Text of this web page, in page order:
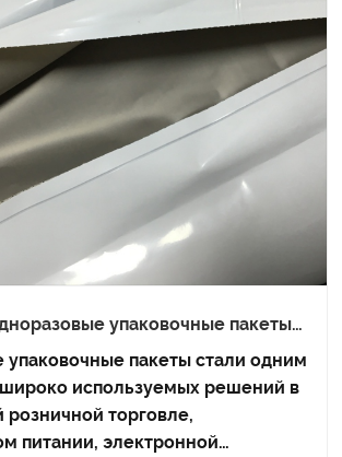
упаковочные пакеты
пакеты стали одним
используемых решений в
торговле,
питании, электронной